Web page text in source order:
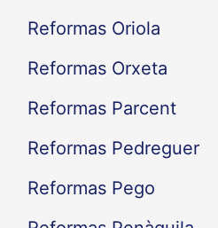
Reformas Oriola
Reformas Orxeta
Reformas Parcent
Reformas Pedreguer
Reformas Pego